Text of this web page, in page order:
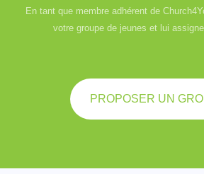
En tant que membre adhérent de
votre groupe de jeunes et lui
PROPOSER UN